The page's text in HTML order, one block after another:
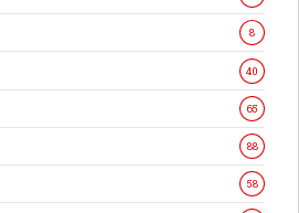
8
40
65
88
58